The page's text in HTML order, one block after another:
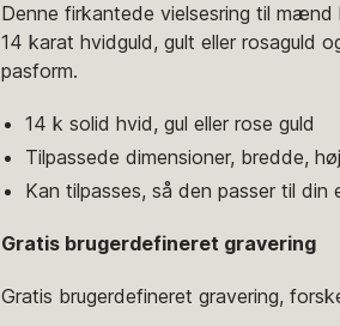
Denne firkantede vielsesring til
14 karat hvidguld, gult eller rosaguld
pasform.
14 k solid hvid, gul eller rose guld
Tilpassede dimensioner, bredde,
Kan tilpasses, så den passer til din
Gratis brugerdefineret gravering
Gratis brugerdefineret gravering,